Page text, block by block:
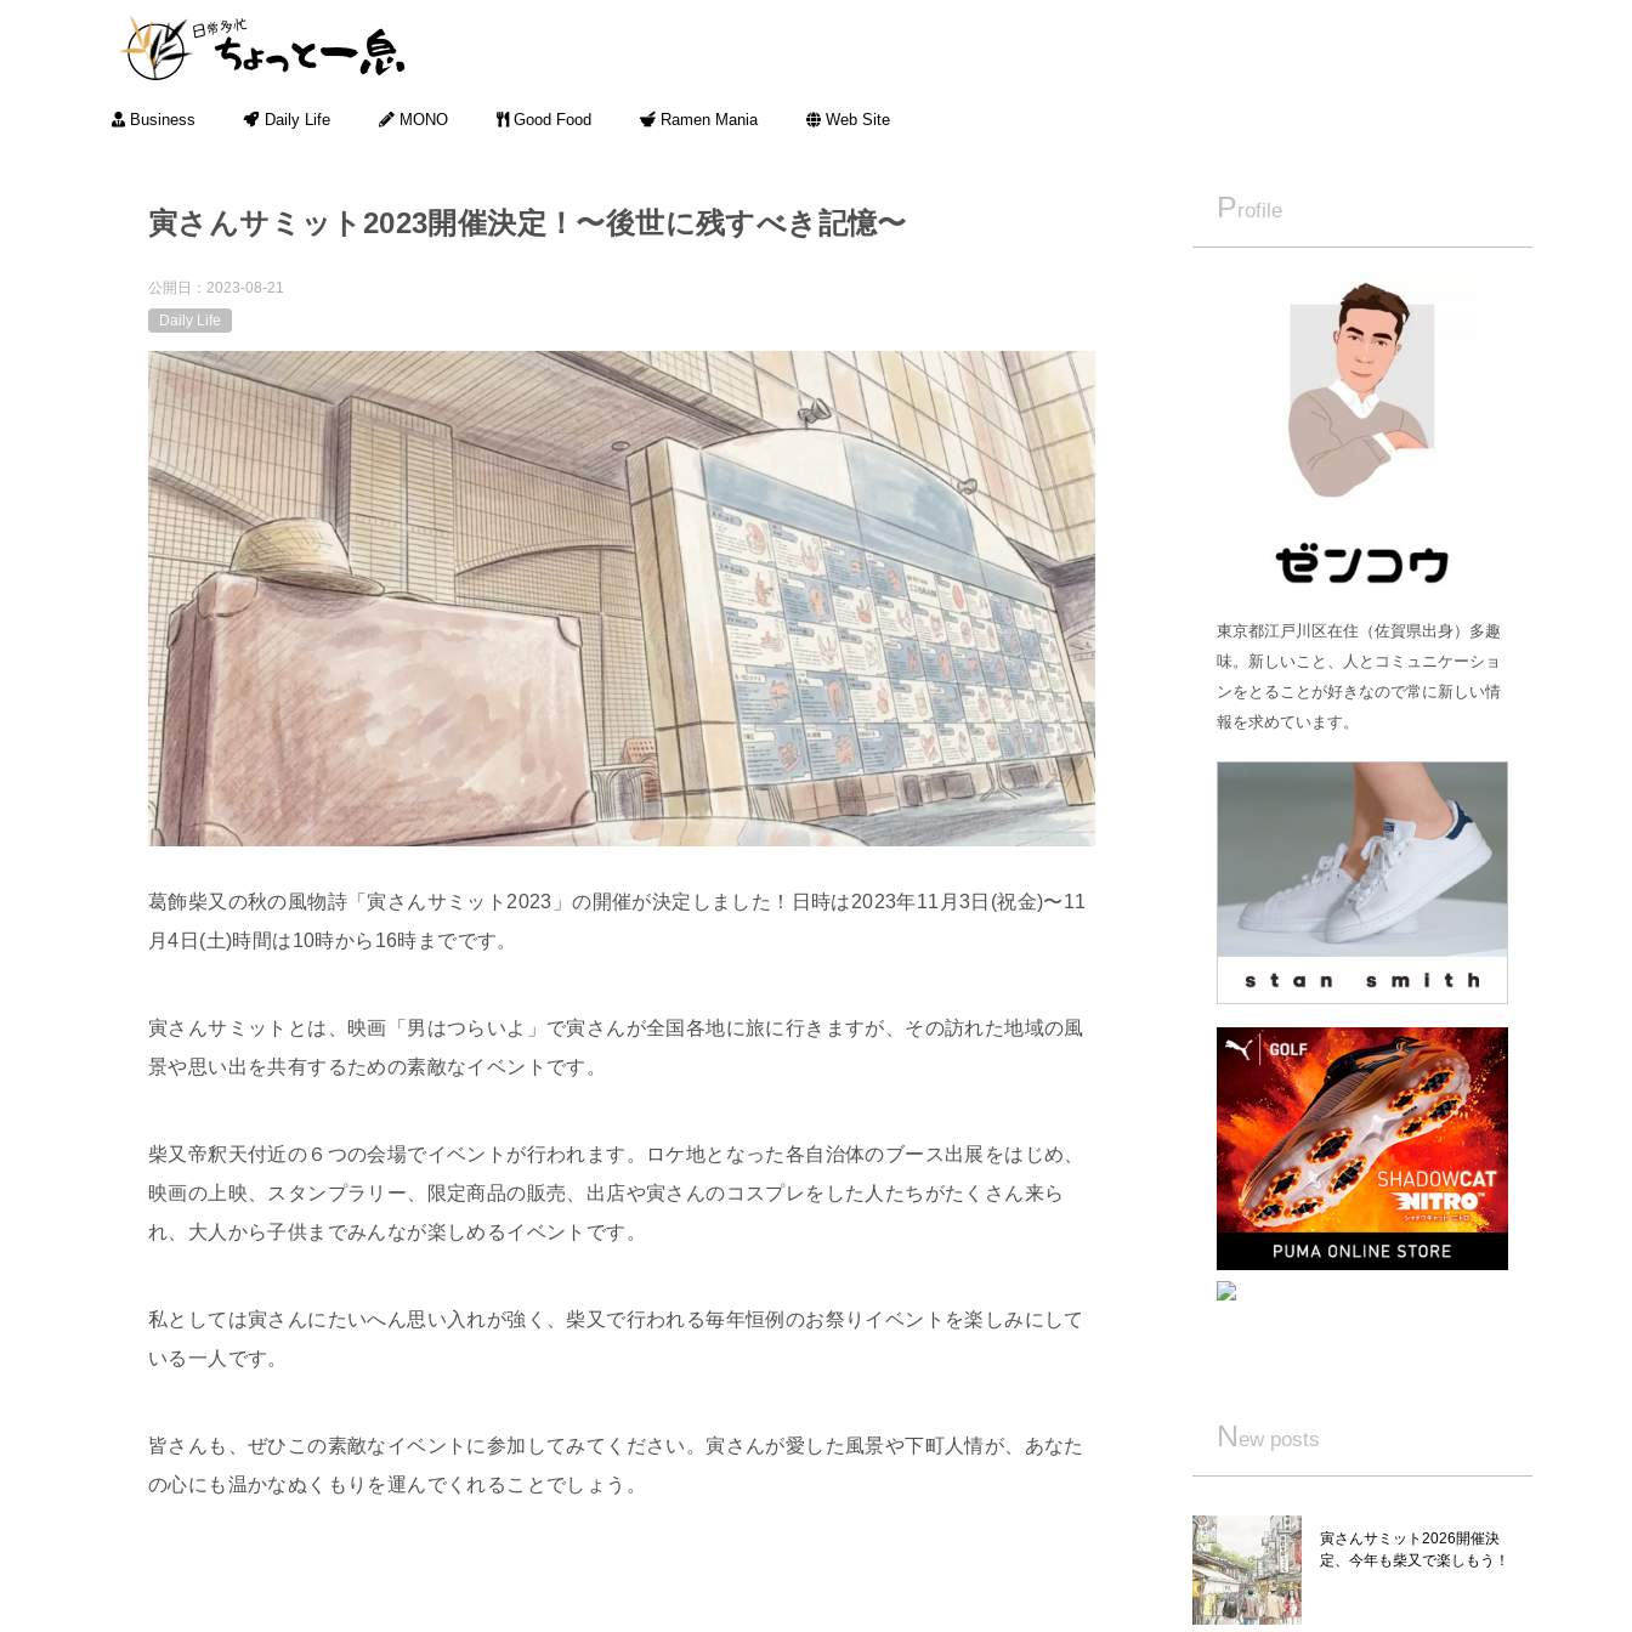
Business Daily Life MONO Good Food Ramen Mania Web Site
寅さんサミット2023開催決定！〜後世に残すべき記憶〜
公開日： 2023-08-21
Daily Life
葛飾柴又の秋の風物詩「寅さんサミット2023」の開催が決定しました！日時は2023年11月3日(祝金)〜11
月4日(土)時間は10時から16時までです。
寅さんサミットとは、映画「男はつらいよ」で寅さんが全国各地に旅に行きますが、その訪れた地域の風
景や思い出を共有するための素敵なイベントです。
柴又帝釈天付近の６つの会場でイベントが行われます。ロケ地となった各自治体のブース出展をはじめ、
映画の上映、スタンプラリー、限定商品の販売、出店や寅さんのコスプレをした人たちがたくさん来ら
れ、大人から子供までみんなが楽しめるイベントです。
私としては寅さんにたいへん思い入れが強く、柴又で行われる毎年恒例のお祭りイベントを楽しみにして
いる一人です。
皆さんも、ぜひこの素敵なイベントに参加してみてください。寅さんが愛した風景や下町人情が、あなた
の心にも温かなぬくもりを運んでくれることでしょう。
Profile
東京都江戸川区在住（佐賀県出身）多趣
味。新しいこと、人とコミュニケーショ
ンをとることが好きなので常に新しい情
報を求めています。
New posts
寅さんサミット2026開催決
定、今年も柴又で楽しもう！